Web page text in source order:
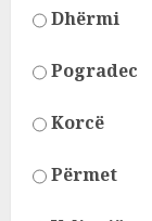
Dhërmi
Pogradec
Korcë
Përmet